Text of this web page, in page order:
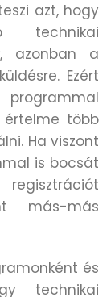
azt, hogy
technikai
azonban a
Ezért
értelme több
Ha viszont
is bocsát
más-más
és
technikai